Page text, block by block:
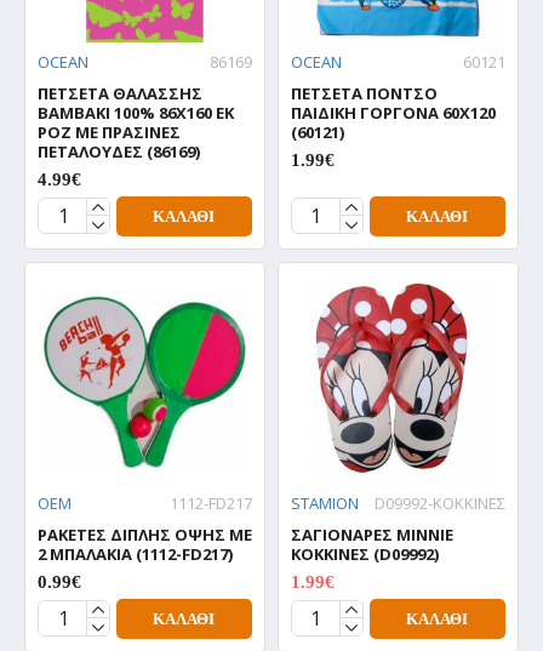
OCEAN
86169
ΠΕΤΣΕΤΑ ΘΑΛΑΣΣΗΣ
ΒΑΜΒΑΚΙ 100% 86Χ160 ΕΚ
ΡΟΖ ΜΕ ΠΡΑΣΙΝΕΣ
ΠΕΤΑΛΟΥΔΕΣ (86169)
4.99€
ΚΑΛΆΘΙ
OCEAN
60121
ΠΕΤΣΕΤΑ ΠΟΝΤΣΟ
ΠΑΙΔΙΚΗ ΓΟΡΓΟΝΑ 60Χ120
(60121)
1.99€
ΚΑΛΆΘΙ
OEM
1112-FD217
ΡΑΚΕΤΕΣ ΔΙΠΛΗΣ ΟΨΗΣ ΜΕ
2 ΜΠΑΛΑΚΙΑ (1112-FD217)
0.99€
ΚΑΛΆΘΙ
STAMION
D09992-ΚΟΚΚΙΝΕΣ
ΣΑΓΙΟΝΑΡΕΣ MINNIE
ΚΟΚΚΙΝΕΣ (D09992)
1.99€
ΚΑΛΆΘΙ